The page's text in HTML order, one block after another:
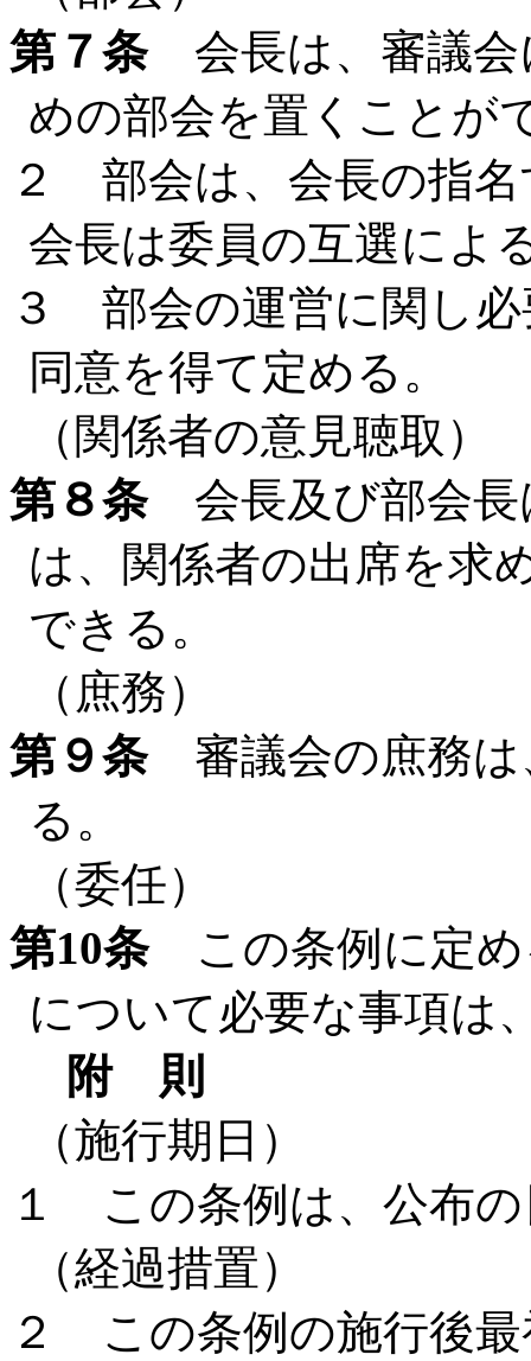
第７条会長は、審議会
めの部会を置くことが
２ 部会は、会長の指
会長は委員の互選によ
３ 部会の運営に関し必
同意を得て定める。
（関係者の意見聴取）
第８条会長及び部会長
は、関係者の出席を求
できる。
（庶務）
第９条審議会の庶務は
る。
（委任）
第10条この条例に定め
について必要な事項は
附 則
（施行期日）
１ この条例は、公布
（経過措置）
２ この条例の施行後